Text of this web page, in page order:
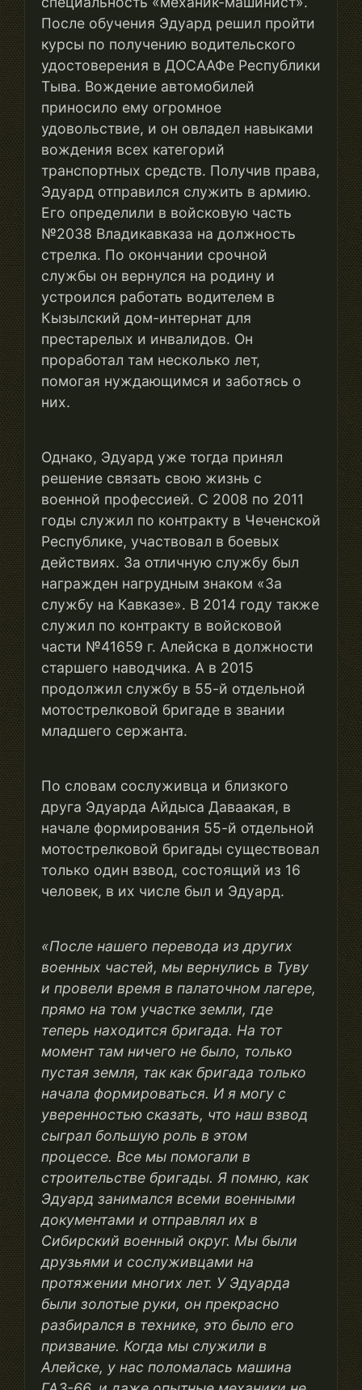
После обучения Эдуард решил пройти
курсы по получению водительского
удостоверения в ДОСААФе Республики
Тыва. Вождение автомобилей
приносило ему огромное
удовольствие, и он овладел навыками
вождения всех категорий
транспортных средств. Получив права,
Эдуард отправился служить в армию.
Его определили в войсковую часть
№2038 Владикавказа на должность
стрелка. По окончании срочной
службы он вернулся на родину и
устроился работать водителем в
Кызылский дом-интернат для
престарелых и инвалидов. Он
проработал там несколько лет,
помогая нуждающимся и заботясь о
них.
Однако, Эдуард уже тогда принял
решение связать свою жизнь с
военной профессией. С 2008 по 2011
годы служил по контракту в Чеченской
Республике, участвовал в боевых
действиях. За отличную службу был
награжден нагрудным знаком «За
службу на Кавказе». В 2014 году также
служил по контракту в войсковой
части №41659 г. Алейска в должности
старшего наводчика. А в 2015
продолжил службу в 55-й отдельной
мотострелковой бригаде в звании
младшего сержанта.
По словам сослуживца и близкого
друга Эдуарда Айдыса Даваакая, в
начале формирования 55-й отдельной
мотострелковой бригады существовал
только один взвод, состоящий из 16
человек, в их числе был и Эдуард.
«После нашего перевода из других
военных частей, мы вернулись в Туву
и провели время в палаточном лагере,
прямо на том участке земли, где
теперь находится бригада. На тот
момент там ничего не было, только
пустая земля, так как бригада только
начала формироваться. И я могу с
уверенностью сказать, что наш взвод
сыграл большую роль в этом
процессе. Все мы помогали в
строительстве бригады. Я помню, как
Эдуард занимался всеми военными
документами и отправлял их в
Сибирский военный округ. Мы были
друзьями и сослуживцами на
протяжении многих лет. У Эдуарда
были золотые руки, он прекрасно
разбирался в технике, это было его
призвание. Когда мы служили в
Алейске, у нас поломалась машина